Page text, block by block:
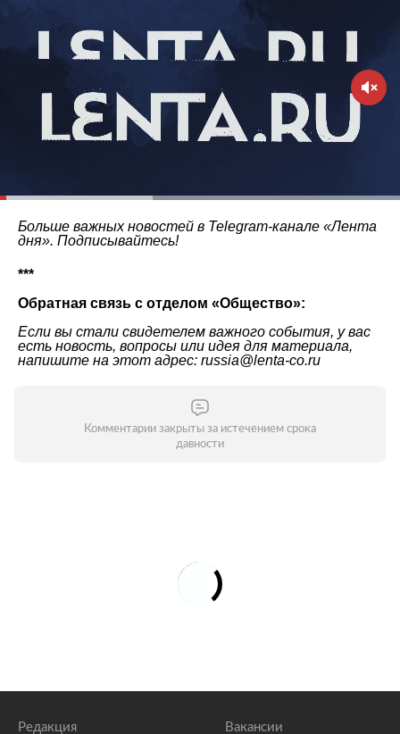
Больше важных новостей в Telegram-канале «Лента
дня». Подписывайтесь!
***
Обратная связь с отделом «Общество»:
Если вы стали свидетелем важного события, у вас
есть новость, вопросы или идея для материала,
напишите на этот адрес: russia@lenta-co.ru
Комментарии закрыты за истечением срока
давности
Редакция Вакансии